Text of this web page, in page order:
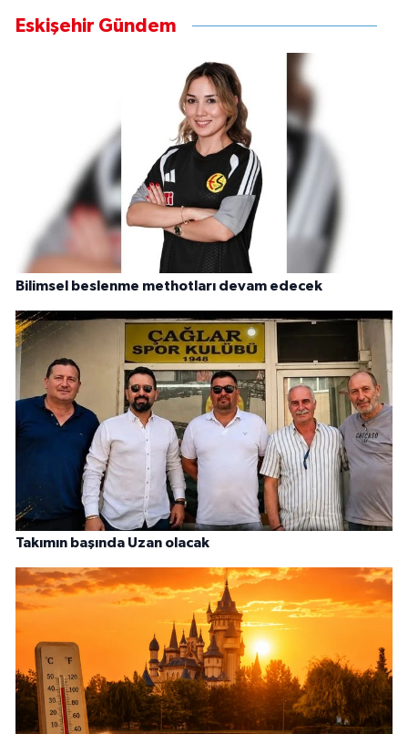
Eskişehir Gündem
Bilimsel beslenme methotları devam edecek
Takımın başında Uzan olacak